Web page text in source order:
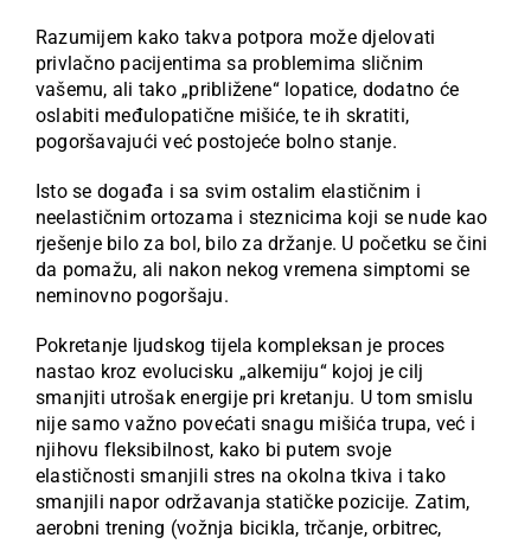
Razumijem kako takva potpora može djelovati
privlačno pacijentima sa problemima sličnim
vašemu, ali tako „približene“ lopatice, dodatno će
oslabiti međulopatične mišiće, te ih skratiti,
pogoršavajući već postojeće bolno stanje.
Isto se događa i sa svim ostalim elastičnim i
neelastičnim ortozama i steznicima koji se nude kao
rješenje bilo za bol, bilo za držanje. U početku se čini
da pomažu, ali nakon nekog vremena simptomi se
neminovno pogoršaju.
Pokretanje ljudskog tijela kompleksan je proces
nastao kroz evolucisku „alkemiju“ kojoj je cilj
smanjiti utrošak energije pri kretanju. U tom smislu
nije samo važno povećati snagu mišića trupa, već i
njihovu fleksibilnost, kako bi putem svoje
elastičnosti smanjili stres na okolna tkiva i tako
smanjili napor održavanja statičke pozicije. Zatim,
aerobni trening (vožnja bicikla, trčanje, orbitrec,